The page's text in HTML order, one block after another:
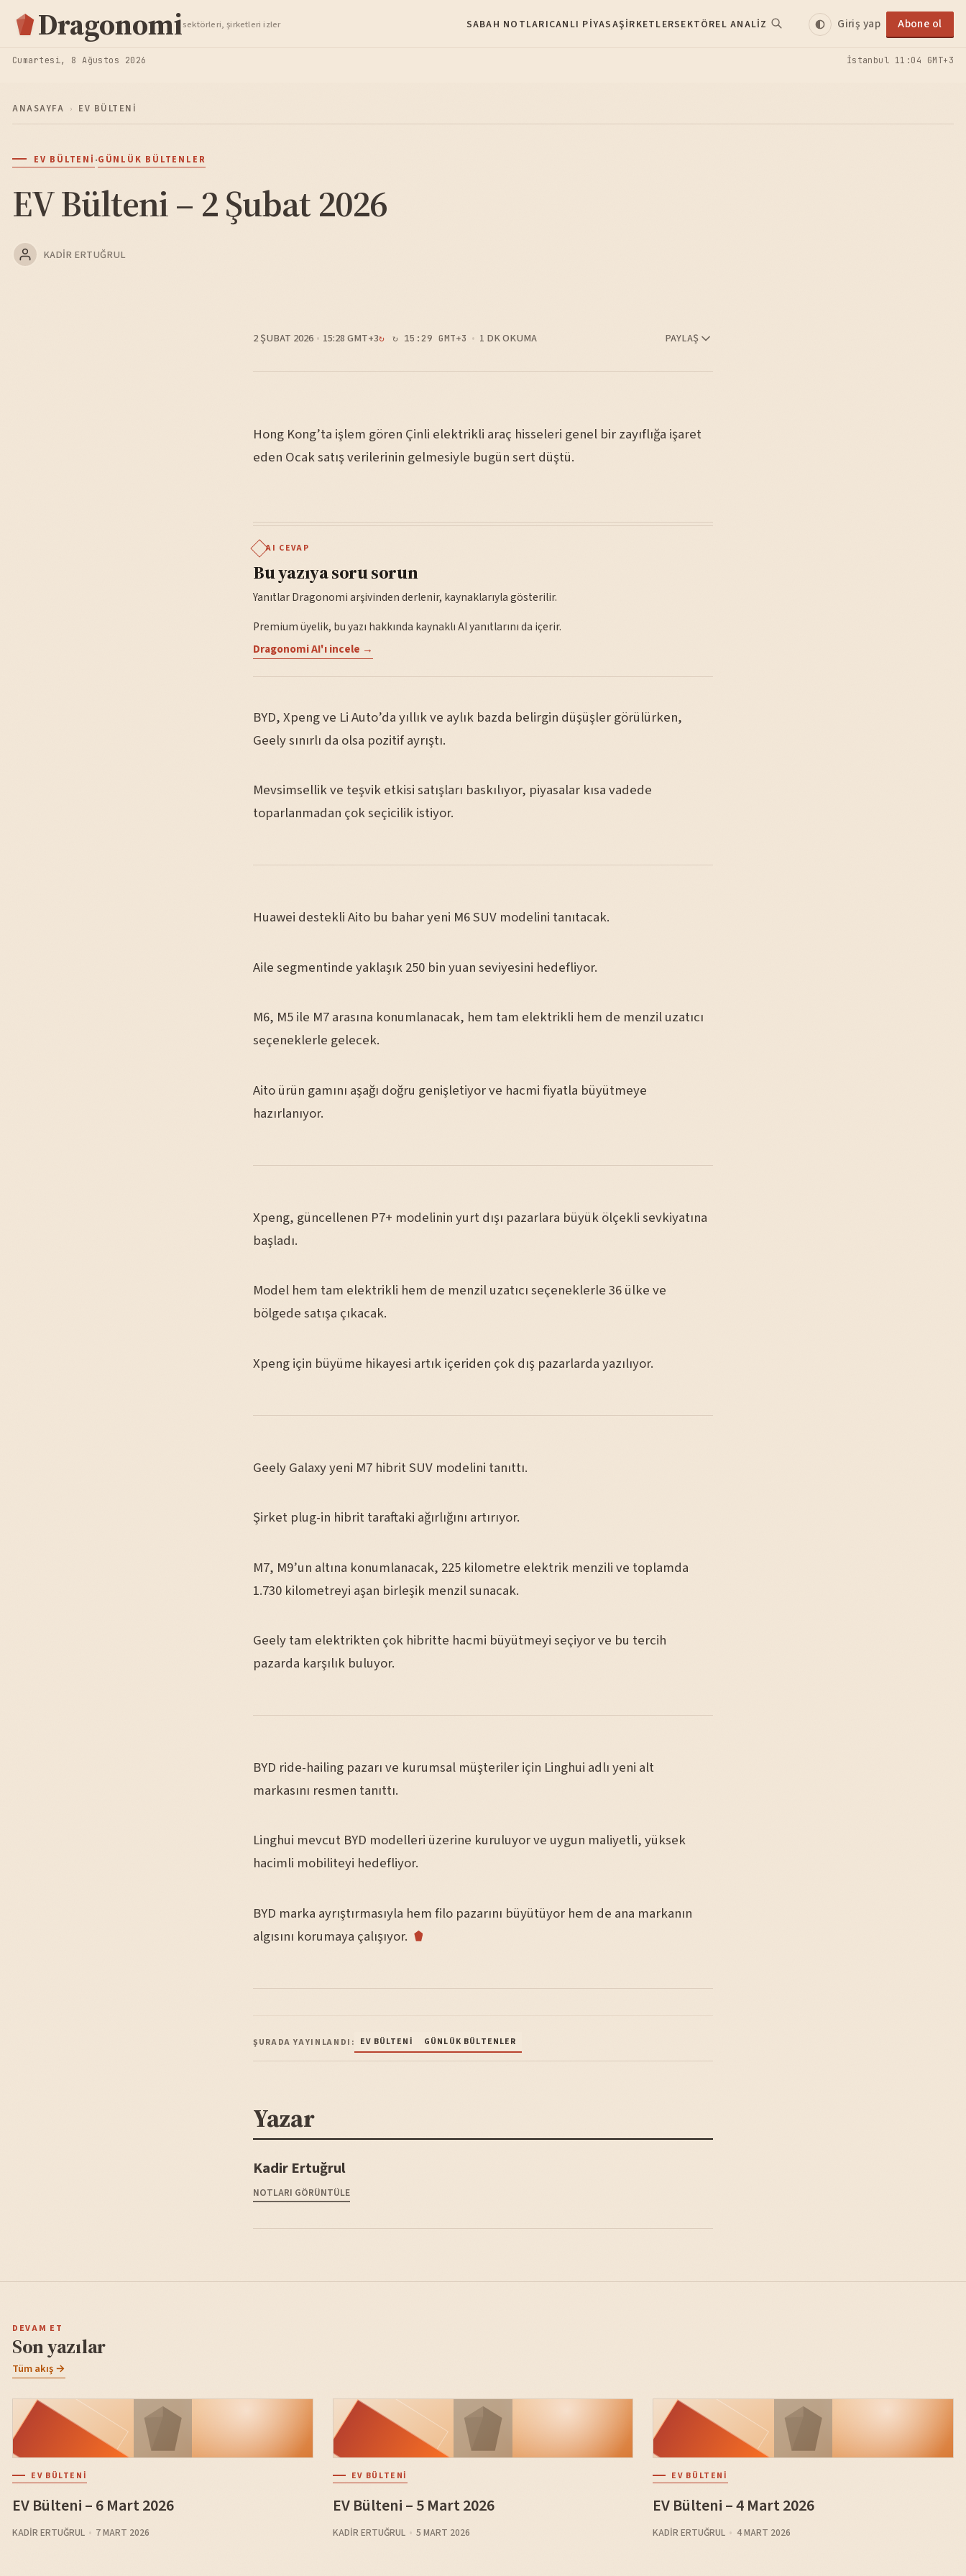
Dragonomisektörleri, şirketleri izler SABAH NOTLARICANLI PIYASAŞIRKETLERSEKTÖREL ANALIZ Giriş yap Abone ol
Cumartesi, 8 Ağustos 2026 İstanbul 11:04 GMT+3
ANASAYFA › EV BÜLTENI
EV BÜLTENI ·GÜNLÜK BÜLTENLER
EV Bülteni – 2 Şubat 2026
KADIR ERTUĞRUL
2 ŞUBAT 2026 15:28 GMT+3 ↻ 15:29 GMT+3 1 DK OKUMA PAYLAŞ
Hong Kong’ta işlem gören Çinli elektrikli araç hisseleri genel bir zayıflığa işaret
eden Ocak satış verilerinin gelmesiyle bugün sert düştü.
AI CEVAP
Bu yazıya soru sorun
Yanıtlar Dragonomi arşivinden derlenir, kaynaklarıyla gösterilir.
Premium üyelik, bu yazı hakkında kaynaklı AI yanıtlarını da içerir.
Dragonomi AI'ı incele →
BYD, Xpeng ve Li Auto’da yıllık ve aylık bazda belirgin düşüşler görülürken,
Geely sınırlı da olsa pozitif ayrıştı.
Mevsimsellik ve teşvik etkisi satışları baskılıyor, piyasalar kısa vadede
toparlanmadan çok seçicilik istiyor.
Huawei destekli Aito bu bahar yeni M6 SUV modelini tanıtacak.
Aile segmentinde yaklaşık 250 bin yuan seviyesini hedefliyor.
M6, M5 ile M7 arasına konumlanacak, hem tam elektrikli hem de menzil uzatıcı
seçeneklerle gelecek.
Aito ürün gamını aşağı doğru genişletiyor ve hacmi fiyatla büyütmeye
hazırlanıyor.
Xpeng, güncellenen P7+ modelinin yurt dışı pazarlara büyük ölçekli sevkiyatına
başladı.
Model hem tam elektrikli hem de menzil uzatıcı seçeneklerle 36 ülke ve
bölgede satışa çıkacak.
Xpeng için büyüme hikayesi artık içeriden çok dış pazarlarda yazılıyor.
Geely Galaxy yeni M7 hibrit SUV modelini tanıttı.
Şirket plug-in hibrit taraftaki ağırlığını artırıyor.
M7, M9’un altına konumlanacak, 225 kilometre elektrik menzili ve toplamda
1.730 kilometreyi aşan birleşik menzil sunacak.
Geely tam elektrikten çok hibritte hacmi büyütmeyi seçiyor ve bu tercih
pazarda karşılık buluyor.
BYD ride-hailing pazarı ve kurumsal müşteriler için Linghui adlı yeni alt
markasını resmen tanıttı.
Linghui mevcut BYD modelleri üzerine kuruluyor ve uygun maliyetli, yüksek
hacimli mobiliteyi hedefliyor.
BYD marka ayrıştırmasıyla hem filo pazarını büyütüyor hem de ana markanın
algısını korumaya çalışıyor.
ŞURADA YAYINLANDI: EV BÜLTENI GÜNLÜK BÜLTENLER
Yazar
Kadir Ertuğrul
NOTLARI GÖRÜNTÜLE
DEVAM ET
Son yazılar
Tüm akış →
EV BÜLTENI
EV Bülteni – 6 Mart 2026
KADIR ERTUĞRUL 7 MART 2026
EV BÜLTENI
EV Bülteni – 5 Mart 2026
KADIR ERTUĞRUL 5 MART 2026
EV BÜLTENI
EV Bülteni – 4 Mart 2026
KADIR ERTUĞRUL 4 MART 2026